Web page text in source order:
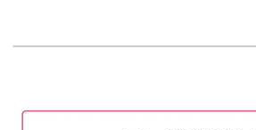
少しの動作で確実にハートに近づけ